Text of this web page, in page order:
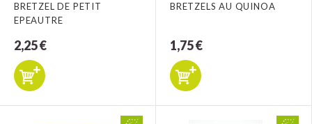
BRETZEL DE PETIT
EPEAUTRE
2,25 €
BRETZELS AU QUINOA
1,75 €